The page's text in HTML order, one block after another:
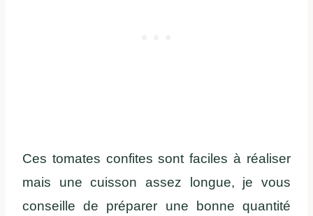
Ces tomates confites sont faciles à réaliser
mais une cuisson assez longue, je vous
conseille de préparer une bonne quantité